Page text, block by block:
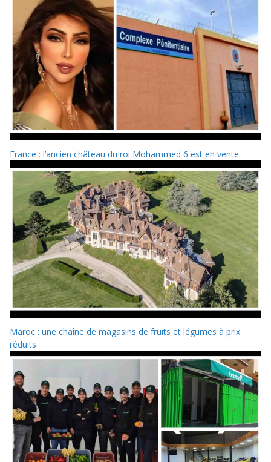
France : l’ancien château du roi Mohammed 6 est en vente
Maroc : une chaîne de magasins de fruits et légumes à prix
réduits